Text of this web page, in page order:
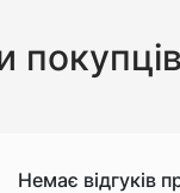
покупців
Немає відгуків